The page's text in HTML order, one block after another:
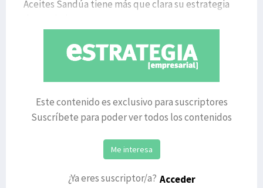
Aceites Sandúa tiene más que clara su estrategia
Este contenido es exclusivo para suscriptores
Suscríbete para poder ver todos los contenidos
Me interesa
¿Ya eres suscriptor/a? Acceder